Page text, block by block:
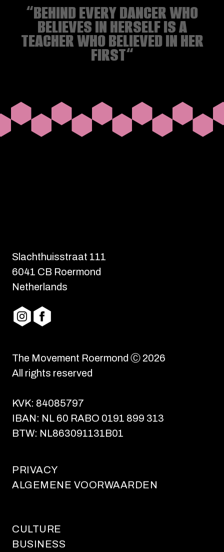
“BEHIND EVERY DANCER WHO
BELIEVES IN HERSELF IS A
TEACHER WHO BELIEVED IN HER
FIRST“
Slachthuisstraat 111
6041 CB Roermond
Netherlands
The Movement Roermond Ⓒ 2026
All rights reserved
KVK: 84085797
IBAN: NL 60 RABO 0191 899 313
BTW: NL863091131B01
PRIVACY
ALGEMENE VOORWAARDEN
CULTURE
BUSINESS